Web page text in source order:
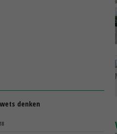
denken